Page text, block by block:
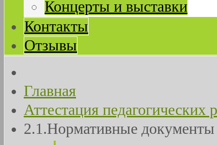
Концерты и выставки
Контакты
Отзывы
Главная
Аттестация педагогических
2.1.Нормативные документы